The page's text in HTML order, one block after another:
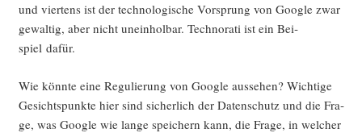
und vier­tens ist der tech­no­lo­gi­sche Vor­sprung von Goog­le zwar
gewal­tig, aber nicht unein­hol­bar. Tech­no­ra­ti ist ein Bei­
spiel dafür.
Wie könn­te eine Regu­lie­rung von Goog­le aus­se­hen? Wich­ti­ge
Gesichts­punk­te hier sind sicher­lich der Daten­schutz und die Fra­
ge, was Goog­le wie lan­ge spei­chern kann, die Fra­ge, in wel­cher